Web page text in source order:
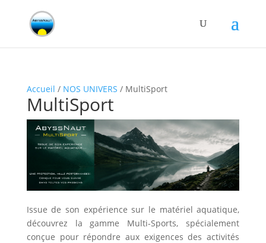
Accueil / NOS UNIVERS / MultiSport
MultiSport
Issue de son expérience sur le matériel aquatique,
découvrez la gamme Multi-Sports, spécialement
conçue pour répondre aux exigences des activités